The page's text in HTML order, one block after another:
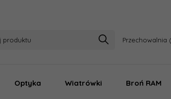
Przechowalnia
Optyka Wiatrówki Broń RAM